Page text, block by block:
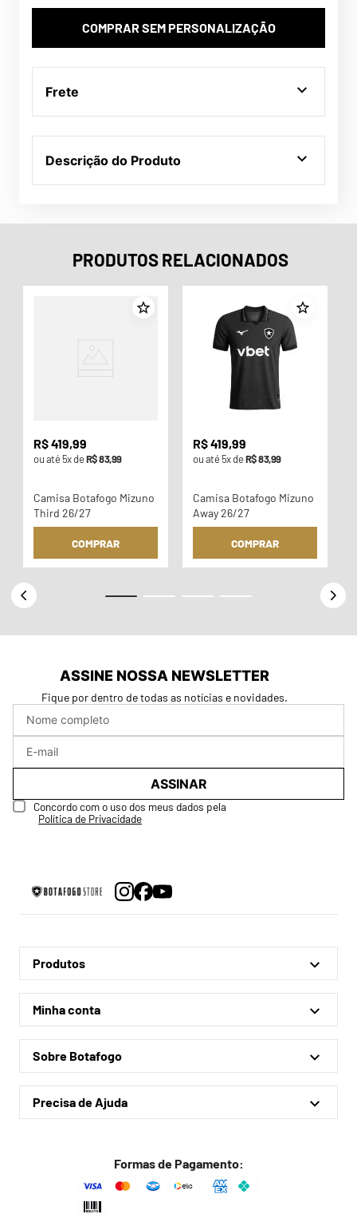
COMPRAR SEM PERSONALIZAÇÃO
Frete
Descrição do Produto
PRODUTOS RELACIONADOS
R$419,99
ou até5x deR$83,99
Camisa Botafogo Mizuno
Third 26/27
COMPRAR
R$419,99
ou até5x deR$83,99
Camisa Botafogo Mizuno
Away 26/27
COMPRAR
ASSINE NOSSA NEWSLETTER
Fique por dentro de todas as notícias e novidades.
ASSINAR
Concordo com o uso dos meus dados pela
Política de Privacidade
Produtos
Linha Oficial
Treino e Viagem
Coleções
Minha conta
Minha conta
Meus pedidos
Sobre Botafogo
Quem somos
Lojas físicas
Precisa de Ajuda
Trocas e devoluções
Formas de Pagamento: